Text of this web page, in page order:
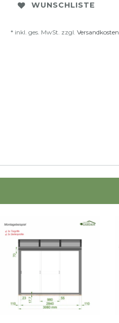
WUNSCHLISTE
* inkl. ges. MwSt. zzgl. Versandkosten